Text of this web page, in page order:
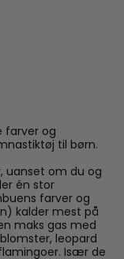
farver og
til børn.
uanset om du og
én stor
farver og
kalder mest på
maks gas med
leopard
Især de